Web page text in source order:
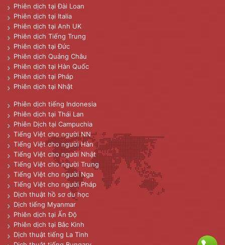
Phiên dịch tại Đài Loan
Phiên dịch tại Italia
Phiên dịch tại Anh UK
Phiên dịch Tiếng Trung
Phiên dịch tại Đức
Phiên dịch Quảng Châu
Phiên dịch tại Hàn Quốc
Phiên dịch tại Pháp
Phiên dịch tại Nhật
Phiên dịch tiếng Indonesia
Phiên dịch tại Thái Lan
Phiên Dịch tại Campuchia
Tiếng Việt cho người NN
Tiếng Việt cho người Hàn
Tiếng Việt cho người Nhật
Tiếng Việt cho người Trung
Tiếng Việt cho người Nga
Tiếng Việt cho người Pháp
Dịch thuật hồ sơ du học
Dịch tiếng Myanmar
Phiên dịch tại Ấn Độ
Phiên dịch tại Bắc Kinh
Dịch thuật tiếng La Tinh